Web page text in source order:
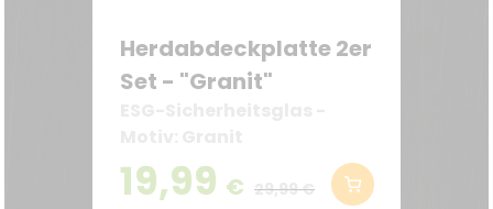
Herdabdeckplatte 2er
Set - "Granit"
19,99 € 29,99 €